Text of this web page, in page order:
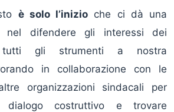
è solo l’inizio che ci dà una
nel difendere gli interessi dei
gli strumenti a nostra
in collaborazione con le
organizzazioni sindacali per
dialogo costruttivo e trovare